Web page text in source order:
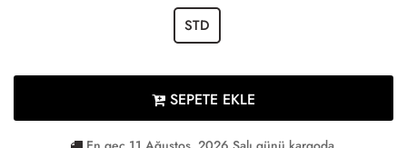
STD
SEPETE EKLE